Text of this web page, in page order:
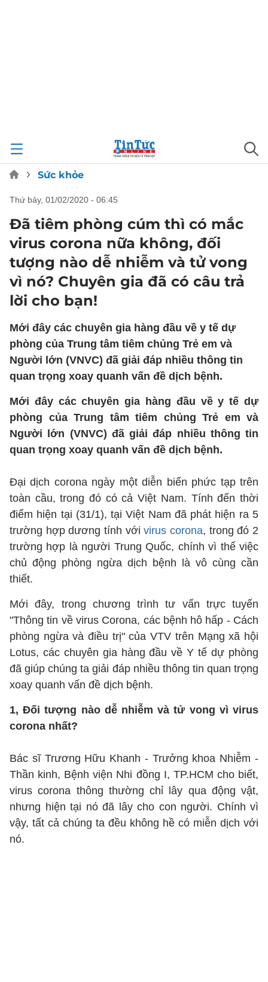
Sức khỏe
thứ bảy, 01/02/2020 - 06:45
Đã tiêm phòng cúm thì có mắc
virus corona nữa không, đối
tượng nào dễ nhiễm và tử vong
vì nó? Chuyên gia đã có câu trả
lời cho bạn!
Mới đây các chuyên gia hàng đầu về y tế dự
phòng của Trung tâm tiêm chủng Trẻ em và
Người lớn (VNVC) đã giải đáp nhiều thông tin
quan trọng xoay quanh vấn đề dịch bệnh.
Mới đây các chuyên gia hàng đầu về y tế dự
phòng của Trung tâm tiêm chủng Trẻ em và
Người lớn (VNVC) đã giải đáp nhiều thông tin
quan trọng xoay quanh vấn đề dịch bệnh.
Đại dịch corona ngày một diễn biến phức tạp trên
toàn cầu, trong đó có cả Việt Nam. Tính đến thời
điểm hiện tại (31/1), tại Việt Nam đã phát hiện ra 5
trường hợp dương tính vớivirus corona, trong đó 2
trường hợp là người Trung Quốc, chính vì thế việc
chủ động phòng ngừa dịch bệnh là vô cùng cần
thiết.
Mới đây, trong chương trình tư vấn trực tuyến
"Thông tin về virus Corona, các bệnh hô hấp - Cách
phòng ngừa và điều trị" của VTV trên Mạng xã hội
Lotus, các chuyên gia hàng đầu về Y tế dự phòng
đã giúp chúng ta giải đáp nhiều thông tin quan trọng
xoay quanh vấn đề dịch bệnh.
1, Đối tượng nào dễ nhiễm và tử vong vì virus
corona nhất?
Bác sĩ Trương Hữu Khanh - Trưởng khoa Nhiễm -
Thần kinh, Bệnh viện Nhi đồng I, TP.HCM cho biết,
virus corona thông thường chỉ lây qua động vật,
nhưng hiện tại nó đã lây cho con người. Chính vì
vậy, tất cả chúng ta đều không hề có miễn dịch với
nó.